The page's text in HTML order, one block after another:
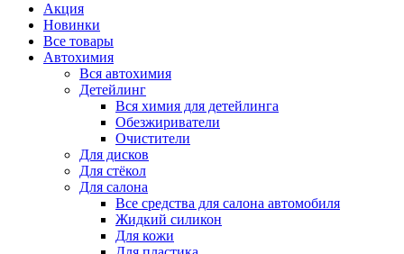
Акция
Новинки
Все товары
Автохимия
Вся автохимия
Детейлинг
Вся химия для детейлинга
Обезжириватели
Очистители
Для дисков
Для стёкол
Для салона
Все средства для салона автомобиля
Жидкий силикон
Для кожи